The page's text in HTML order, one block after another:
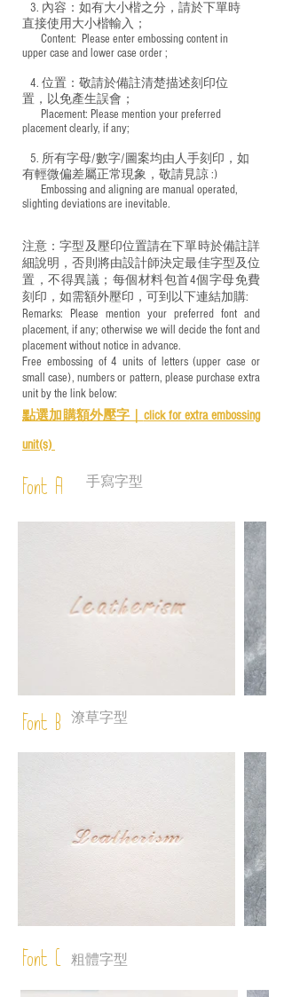
3. 內容：如有大小楷之分，請於下單時
直接使用大小楷輸入；
​ Content: Please enter embossing content in
upper case and lower case order ;
4. 位置：敬請於備註清楚描述刻印位
置，以免產生誤會；
​ Placement: Please mention your preferred
placement clearly, if any;
5. 所有字母/數字/圖案均由人手刻印，如
有輕微偏差屬正常現象，敬請見諒 :)
​ Embossing and aligning are manual operated,
slighting deviations are inevitable.
注意：字型及壓印位置請在下單時於備註詳
細說明，否則將由設計師決定最佳字型及位
置，不得異議；每個材料包首4個字母免費
刻印，如需額外壓印，可到以下連結加購:
Remarks: Please mention your preferred font and
placement, if any; otherwise we will decide the font and
placement without notice in advance.
Free embossing of 4 units of letters (upper case or
small case), numbers or pattern, please purchase extra
unit by the link below:
點選加購額外壓字｜ click for extra embossing
unit(s)
Font A 手寫字型
Font B 潦草字型
Font C 粗體字型